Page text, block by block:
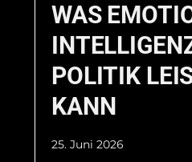
WAS
POLITIK
KANN
25. Juni 2026